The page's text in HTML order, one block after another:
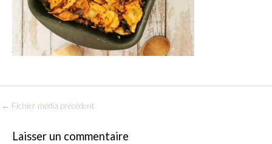
← Fichier média précédent
Laisser un commentaire